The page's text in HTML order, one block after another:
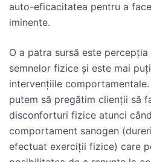
auto-eficacitatea pentru a
iminente.
O a patra sursă este
semnelor fizice și este mai
intervențiile
putem să pregătim clienții să
disconforturi fizice atunci
comportament sanogen
efectuat exerciții fizice) care